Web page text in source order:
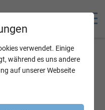
verwendet. Einige
während es uns andere
auf unserer Webseite